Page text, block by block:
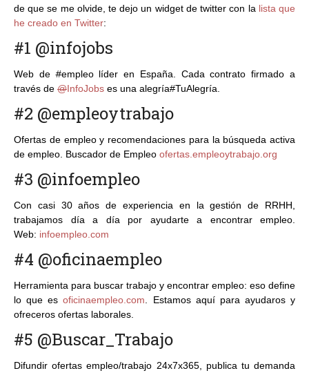
de que se me olvide, te dejo un widget de twitter con la lista que
he creado en Twitter:
#1 @infojobs
Web de#empleo líder en España. Cada contrato firmado a
través de @InfoJobs es una alegría#TuAlegría.
#2 @empleoytrabajo
Ofertas de empleo y recomendaciones para la búsqueda activa
de empleo. Buscador de Empleo ofertas.empleoytrabajo.org
#3 @infoempleo
Con casi 30 años de experiencia en la gestión de RRHH,
trabajamos día a día por ayudarte a encontrar empleo.
Web: infoempleo.com
#4 @oficinaempleo
Herramienta para buscar trabajo y encontrar empleo: eso define
lo que esoficinaempleo.com . Estamos aquí para ayudaros y
ofreceros ofertas laborales.
#5 @Buscar_Trabajo
Difundir ofertas empleo/trabajo 24x7x365, publica tu demanda